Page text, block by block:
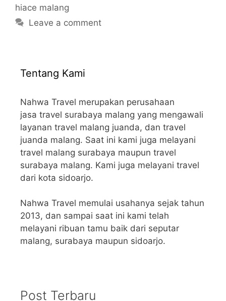
hiace malang
Leave a comment
Tentang Kami
Nahwa Travel merupakan perusahaan
jasa travel surabaya malang yang mengawali
layanan travel malang juanda, dan travel
juanda malang. Saat ini kami juga melayani
travel malang surabaya maupun travel
surabaya malang. Kami juga melayani travel
dari kota sidoarjo.
Nahwa Travel memulai usahanya sejak tahun
2013, dan sampai saat ini kami telah
melayani ribuan tamu baik dari seputar
malang, surabaya maupun sidoarjo.
Post Terbaru